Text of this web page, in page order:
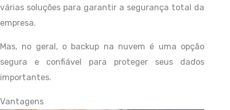
várias soluções para garantir a segurança total da
empresa.
Mas, no geral, o backup na nuvem é uma opção
segura e confiável para proteger seus dados
importantes.
Vantagens